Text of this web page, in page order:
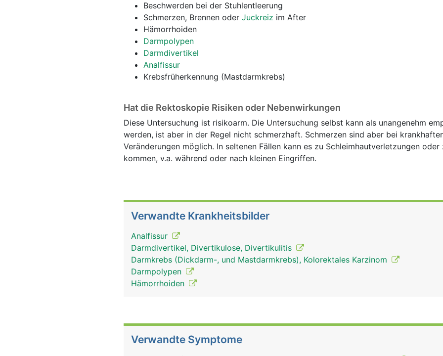
Beschwerden bei der Stuhlentleerung
Schmerzen, Brennen oder Juckreiz im After
Hämorrhoiden
Darmpolypen
Darmdivertikel
Analfissur
Krebsfrüherkennung (Mastdarmkrebs)
Hat die Rektoskopie Risiken oder Nebenwirkungen
Diese Untersuchung ist risikoarm. Die Untersuchung selbst kann als unangenehm
werden, ist aber in der Regel nicht schmerzhaft. Schmerzen sind aber bei
Veränderungen möglich. In seltenen Fällen kann es zu Schleimhautverletzungen oder
kommen, v.a. während oder nach kleinen Eingriffen.
Verwandte Krankheitsbilder
Analfissur
Darmdivertikel, Divertikulose, Divertikulitis
Darmkrebs (Dickdarm-, und Mastdarmkrebs), Kolorektales Karzinom
Darmpolypen
Hämorrhoiden
Verwandte Symptome